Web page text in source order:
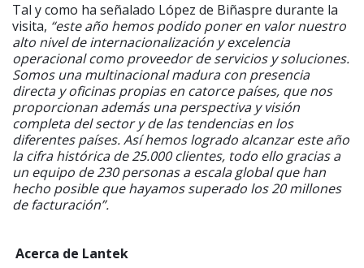
Tal y como ha señalado López de Biñaspre durante la
visita, “este año hemos podido poner en valor nuestro
alto nivel de internacionalización y excelencia
operacional como proveedor de servicios y soluciones.
Somos una multinacional madura con presencia
directa y oficinas propias en catorce países, que nos
proporcionan además una perspectiva y visión
completa del sector y de las tendencias en los
diferentes países. Así hemos logrado alcanzar este año
la cifra histórica de 25.000 clientes, todo ello gracias a
un equipo de 230 personas a escala global que han
hecho posible que hayamos superado los 20 millones
de facturación”.
Acerca de Lantek